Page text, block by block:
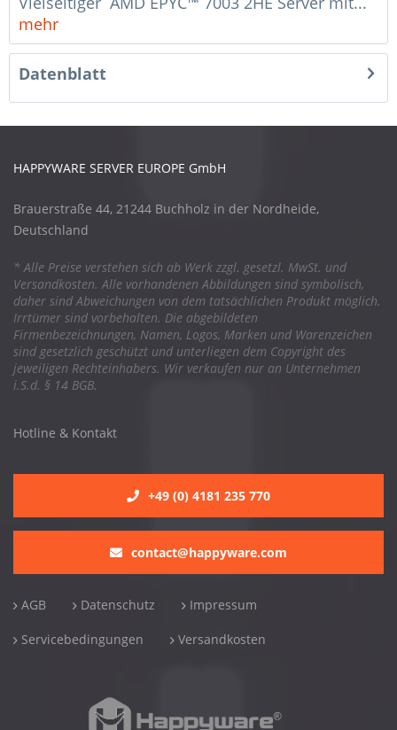
mehr
Datenblatt
HAPPYWARE SERVER EUROPE GmbH
Brauerstraße 44, 21244 Buchholz in der Nordheide,
Deutschland
* Alle Preise verstehen sich ab Werk zzgl. gesetzl. MwSt. und
Versandkosten. Alle vorhandenen Abbildungen sind symbolisch,
daher sind Abweichungen von dem tatsächlichen Produkt möglich.
Irrtümer sind vorbehalten. Die abgebildeten
Firmenbezeichnungen, Namen, Logos, Marken und Warenzeichen
sind gesetzlich geschützt und unterliegen dem Copyright des
jeweiligen Rechteinhabers. Wir verkaufen nur an Unternehmen
i.S.d. § 14 BGB.
Hotline & Kontakt
+49 (0) 4181 235 770
contact@happyware.com
AGB Datenschutz Impressum
Servicebedingungen Versandkosten